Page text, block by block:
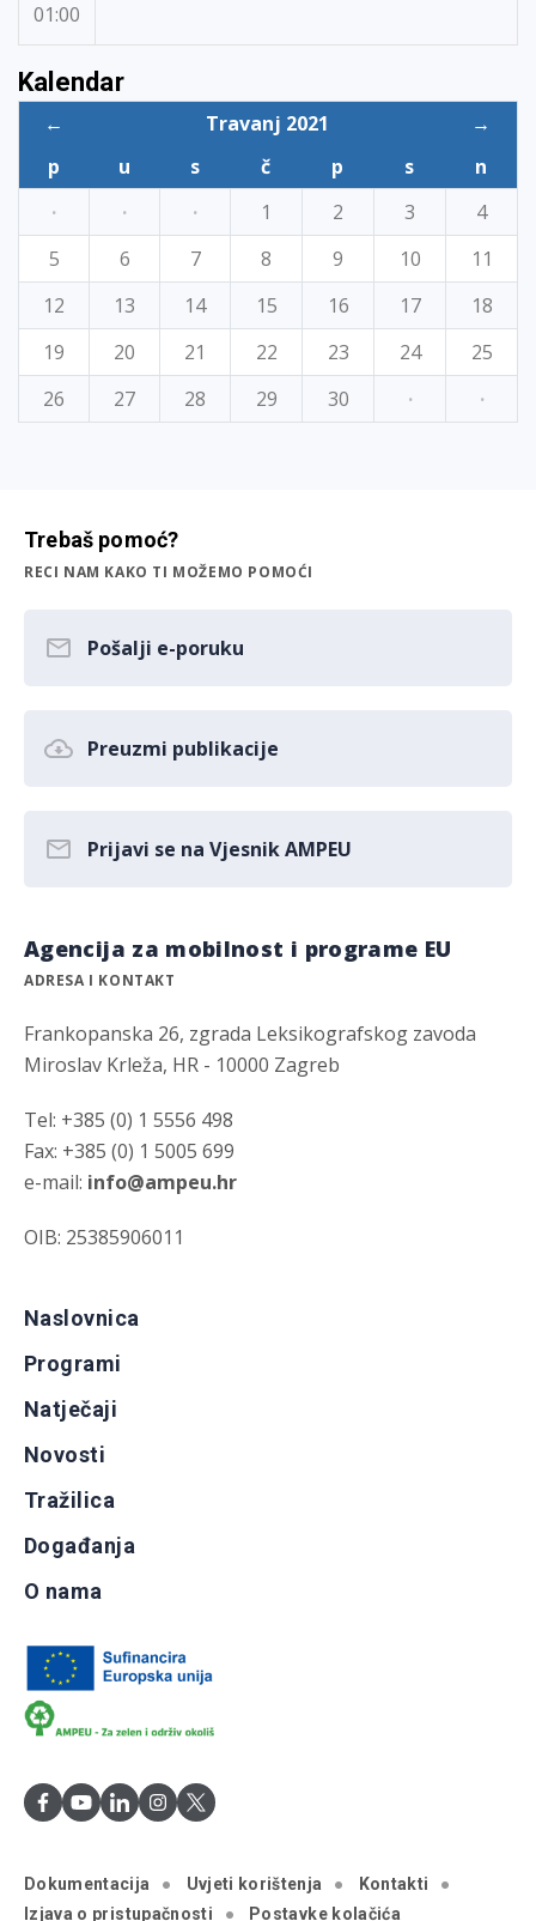
01:00
Kalendar
← Travanj 2021
→
p
u s č p s
n
·
· · 1 2 3
4
5
6 7 8 9 10
11
12
13 14 15 16 17
18
19
20 21 22 23 24
25
26
27 28 29 30 · ·
Trebaš pomoć?
RECI NAM KAKO TI MOŽEMO POMOĆI
Pošalji e-poruku
Preuzmi publikacije
Prijavi se na Vjesnik AMPEU
Agencija za mobilnost i programe EU
ADRESA I KONTAKT
Frankopanska 26, zgrada Leksikografskog zavoda
Miroslav Krleža, HR - 10000 Zagreb
Tel: +385 (0) 1 5556 498
Fax: +385 (0) 1 5005 699
e-mail: info@ampeu.hr
OIB: 25385906011
Naslovnica
Programi
Natječaji
Novosti
Tražilica
Događanja
O nama
Dokumentacija Uvjeti korištenja
Kontakti
Izjava o pristupačnosti
Postavke kolačića